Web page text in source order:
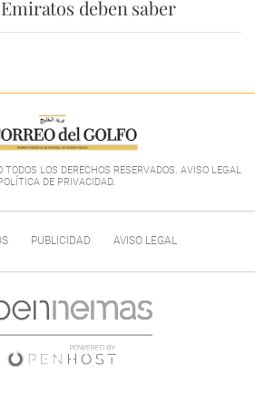
deben saber
LOS DERECHOS RESERVADOS. AVISO LEGAL
DE PRIVACIDAD.
PUBLICIDAD AVISO LEGAL